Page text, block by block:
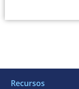
Recursos